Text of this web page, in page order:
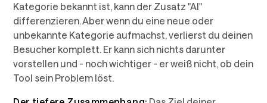
Kategorie bekannt ist, kann der Zusatz "AI"
differenzieren. Aber wenn du eine neue oder
unbekannte Kategorie aufmachst, verlierst du deinen
Besucher komplett. Er kann sich nichts darunter
vorstellen und - noch wichtiger - er weiß nicht, ob dein
Tool sein Problem löst.